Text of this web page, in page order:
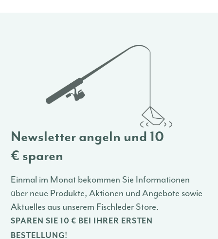
Newsletter angeln und 10
€ sparen
Einmal im Monat bekommen Sie Informationen
über neue Produkte, Aktionen und Angebote sowie
Aktuelles aus unserem Fischleder Store.
SPAREN SIE 10 € BEI IHRER ERSTEN
BESTELLUNG!